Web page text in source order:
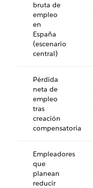
bruta de
empleo
en
España
(escenario
central)
Pérdida
neta de
empleo
tras
creación
compensatoria
Empleadores
que
planean
reducir